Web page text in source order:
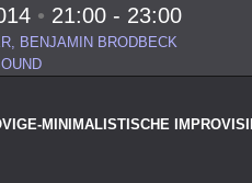
• 21:00 - 23:00
BENJAMIN BRODBECK
MINIMALISTISCHE